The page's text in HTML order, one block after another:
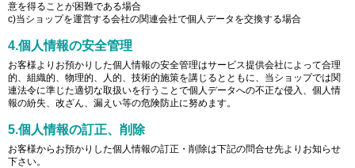
意を得ることが困難である場合
c)当ショップを運営する会社の関連会社で個人データを交換する場合
4.個人情報の安全管理
お客様よりお預かりした個人情報の安全管理はサービス提供会社によって合理
的、組織的、物理的、人的、技術的施策を講じるとともに、当ショップでは関
連法令に準じた適切な取扱いを行うことで個人データへの不正な侵入、個人情
報の紛失、改ざん、漏えい等の危険防止に努めます。
5.個人情報の訂正、削除
お客様からお預かりした個人情報の訂正・削除は下記の問合せ先よりお知らせ
下さい。